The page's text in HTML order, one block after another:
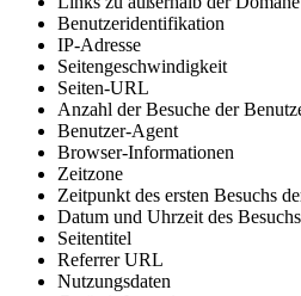
Benutzeridentifikation
IP-Adresse
Seitengeschwindigkeit
Seiten-URL
Anzahl der Besuche der
Benutzer-Agent
Browser-Informationen
Zeitzone
Zeitpunkt des ersten Besuchs
Datum und Uhrzeit des Besuchs
Seitentitel
Referrer URL
Nutzungsdaten